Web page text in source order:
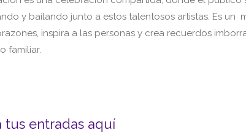
y bailando junto a estos talentosos artistas. Es un
inspira a las personas y crea recuerdos
familiar.
tus entradas aquí